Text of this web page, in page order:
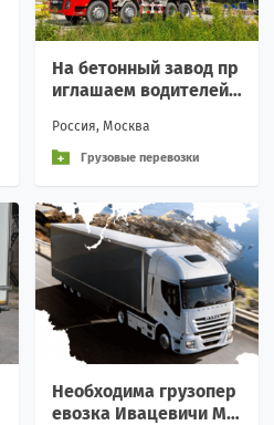
На бетонный завод пр
иглашаем водителей
ль!
Россия, Москва
Грузовые перевозки
Необходима грузопер
евозка Ивацевичи Ми